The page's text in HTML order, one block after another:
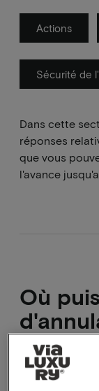
Actions
Sécurité de
Dans cette
réponses
que vous
l'avance
Où
Sous la
de